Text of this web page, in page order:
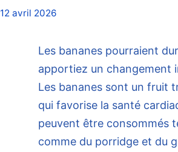
12 avril 2026
Les bananes pourraient
apportiez un changement
Les bananes sont un fruit
qui favorise la santé
peuvent être consommés
comme du porridge et du